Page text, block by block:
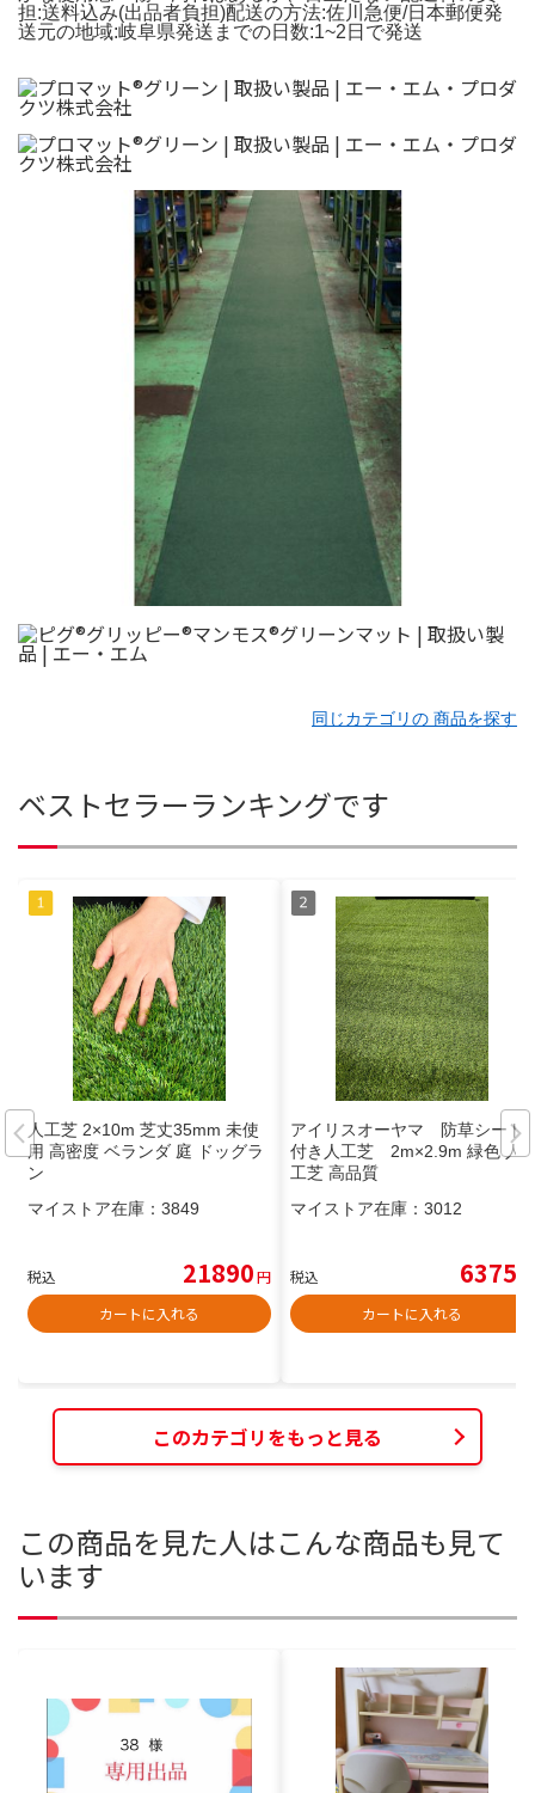
担:送料込み(出品者負担)配送の方法:佐川急便/日本郵便発
送元の地域:岐阜県発送までの日数:1~2日で発送
同じカテゴリの 商品を探す
ベストセラーランキングです
人工芝 2×10m 芝丈35mm 未使
用 高密度 ベランダ 庭 ドッグラ
ン
マイストア在庫： 3849
税込 21890円
カートに入れる
アイリスオーヤマ 防草シート
付き人工芝 2m×2.9m 緑色 人
工芝 高品質
マイストア在庫： 3012
税込 6375
カートに入れる
このカテゴリをもっと見る
この商品を見た人はこんな商品も見て
います